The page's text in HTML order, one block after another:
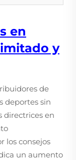
en
y
de
deportes sin
directrices en
los consejos
un aumento